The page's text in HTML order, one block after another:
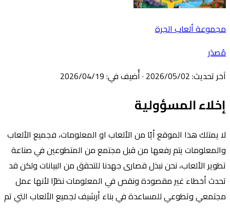
مجموعة ألعاب الجرة
مُصدَر
آخر تحديث:
02‏/05‏/2026
·أُضيف في:
19‏/04‏/2026
إخلاء المسؤولية
لا يمتلك هذا الموقع أيًا من الألعاب او المعلومات، فجميع الألعاب
والمعلومات يتم رفعها من قبل مجتمع من المتطوعين في صناعة
تطوير الألعاب، نحن نبذل قصارى جهدنا للتحقق من البيانات ولكن قد
تحدث أخطاء غير مقصودة ونقص في المعلومات نظرًا لأنها عمل
مجتمعي وتطوعي للمساعدة في بناء أرشيف لجميع الألعاب التي تم